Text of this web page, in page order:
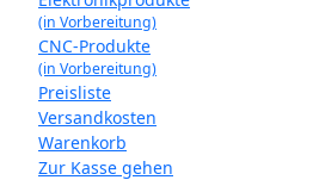
(in Vorbereitung)
CNC-Produkte
(in Vorbereitung)
Preisliste
Versandkosten
Warenkorb
Zur Kasse gehen